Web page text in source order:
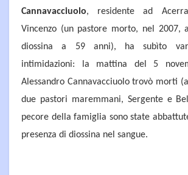
Cannavacciuolo, residente ad
Vincenzo (un pastore morto, nel 2007,
diossina a 59 anni), ha subìto
intimidazioni: la mattina del 5
Alessandro Cannavacciuolo trovò morti
due pastori maremmani, Sergente e
pecore della famiglia sono state
presenza di diossina nel sangue.